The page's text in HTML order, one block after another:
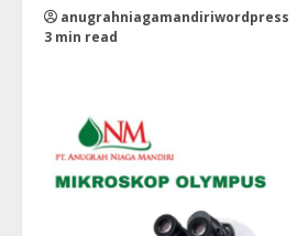
anugrahniagamandiriwordpress
3 min read